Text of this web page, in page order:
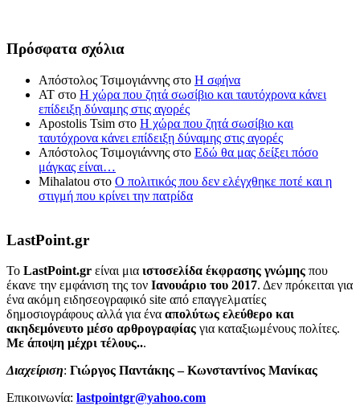
Πρόσφατα σχόλια
Απόστολος Τσιμογιάννης στο Η σφήνα
ΑΤ στο Η χώρα που ζητά σωσίβιο και ταυτόχρονα κάνει
επίδειξη δύναμης στις αγορές
Apostolis Tsim στο Η χώρα που ζητά σωσίβιο και
ταυτόχρονα κάνει επίδειξη δύναμης στις αγορές
Απόστολος Τσιμογιάννης στο Εδώ θα μας δείξει πόσο
μάγκας είναι…
Mihalatou στο Ο πολιτικός που δεν ελέγχθηκε ποτέ και η
στιγμή που κρίνει την πατρίδα
LastPoint.gr
To LastPoint.gr είναι μια ιστοσελίδα έκφρασης γνώμης που
έκανε την εμφάνιση της τον Ιανουάριο του 2017. Δεν πρόκειται για
ένα ακόμη ειδησεογραφικό site από επαγγελματίες
δημοσιογράφους αλλά για ένα απολύτως ελεύθερο και
ακηδεμόνευτο μέσο αρθρογραφίας για καταξιωμένους πολίτες.
Με άποψη μέχρι τέλους...
Διαχείριση: Γιώργος Παντάκης – Κωνσταντίνος Μανίκας
Επικοινωνία: lastpointgr@yahoo.com